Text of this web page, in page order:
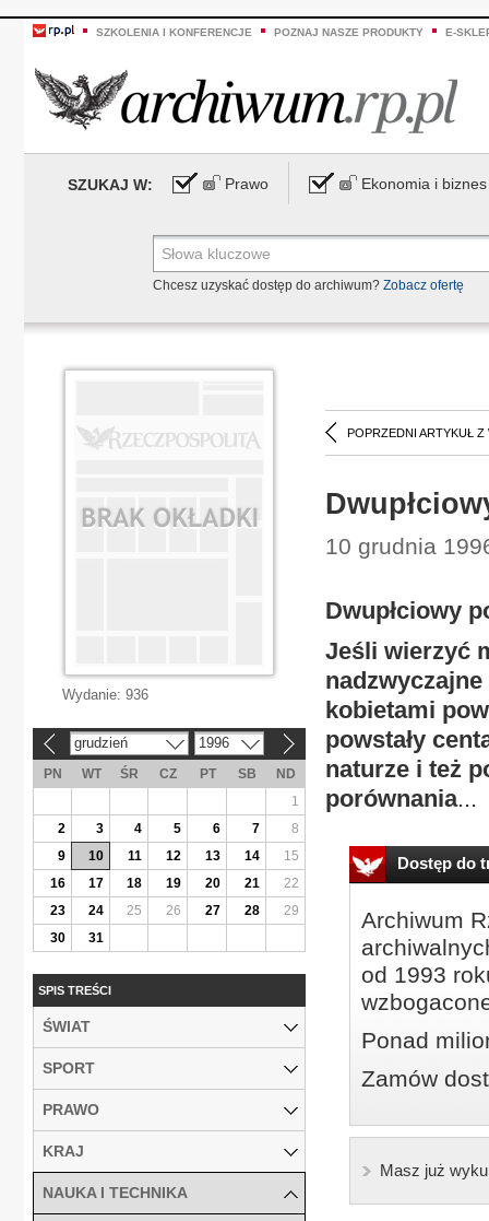
SZKOLENIA I KONFERENCJE POZNAJ NASZE PRODUKTY E-
SZUKAJ W: Prawo Ekonomia i biznes
Chcesz uzyskać dostęp do archiwum? Zobacz ofertę
POPRZEDNI ARTYKUŁ Z
10 grudnia
Dwupłciowy
Jeśli wierzyć
nadzwyczajne
kobietami
powstały
naturze i też
porównania...
Dostęp do
Archiwum
od 1993
Ponad
Zamów
Masz już
Wydanie: 936
grudzień 1996
PN WT ŚR CZ PT SB
ND
1
2
3 4 5 6 7
8
9
10 11 12 13 14
15
16
17 18 19 20 21
22
23
24 25 26 27 28
29
30
31
SPIS TREŚCI
ŚWIAT
SPORT
PRAWO
KRAJ
NAUKA I TECHNIKA